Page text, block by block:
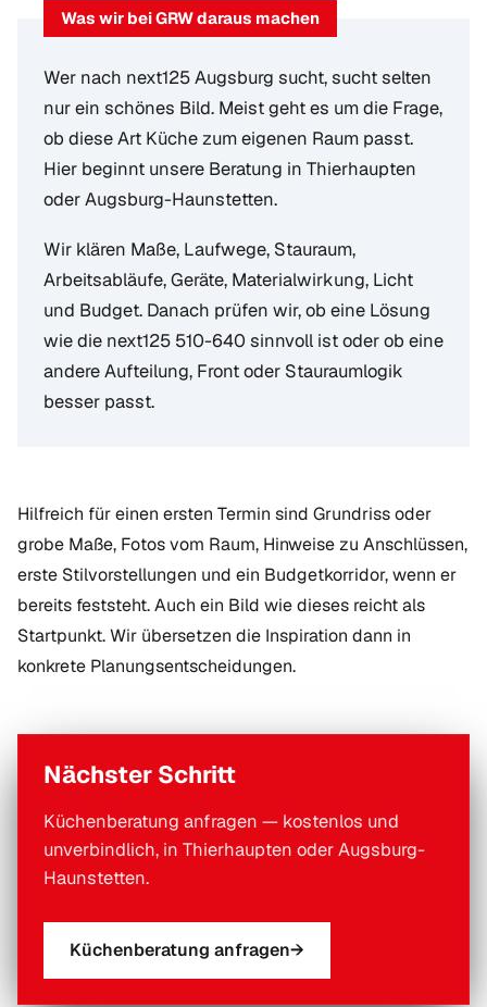
Was wir bei GRW daraus machen
Wer nach next125 Augsburg sucht, sucht selten
nur ein schönes Bild. Meist geht es um die Frage,
ob diese Art Küche zum eigenen Raum passt.
Hier beginnt unsere Beratung in Thierhaupten
oder Augsburg-Haunstetten.
Wir klären Maße, Laufwege, Stauraum,
Arbeitsabläufe, Geräte, Materialwirkung, Licht
und Budget. Danach prüfen wir, ob eine Lösung
wie die next125 510-640 sinnvoll ist oder ob eine
andere Aufteilung, Front oder Stauraumlogik
besser passt.
Hilfreich für einen ersten Termin sind Grundriss oder
grobe Maße, Fotos vom Raum, Hinweise zu Anschlüssen,
erste Stilvorstellungen und ein Budgetkorridor, wenn er
bereits feststeht. Auch ein Bild wie dieses reicht als
Startpunkt. Wir übersetzen die Inspiration dann in
konkrete Planungsentscheidungen.
Nächster Schritt
Küchenberatung anfragen — kostenlos und
unverbindlich, in Thierhaupten oder Augsburg-
Haunstetten.
Küchenberatung anfragen→